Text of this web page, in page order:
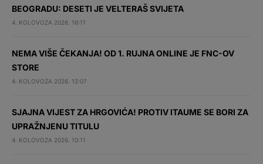
BEOGRADU: DESETI JE VELTERAŠ SVIJETA
4. KOLOVOZA 2026. 16:11
NEMA VIŠE ČEKANJA! OD 1. RUJNA ONLINE JE FNC-OV
STORE
4. KOLOVOZA 2026. 12:07
SJAJNA VIJEST ZA HRGOVIĆA! PROTIV ITAUME SE BORI ZA
UPRAŽNJENU TITULU
4. KOLOVOZA 2026. 10:11